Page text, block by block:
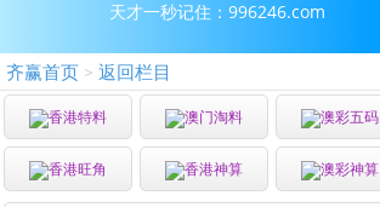
天才一秒记住：996246.com
齐赢首页 > 返回栏目
香港特料 澳门淘料 澳彩五码
香港旺角 香港神算 澳彩神算